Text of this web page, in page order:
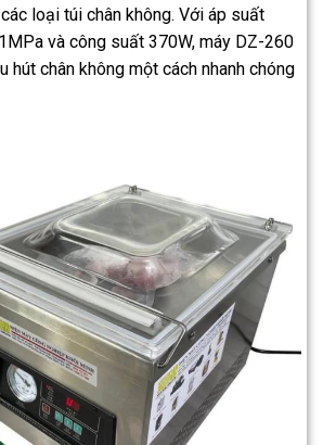
loại túi chân không. Với áp suất
và công suất 370W, máy DZ-260
hút chân không một cách nhanh chóng